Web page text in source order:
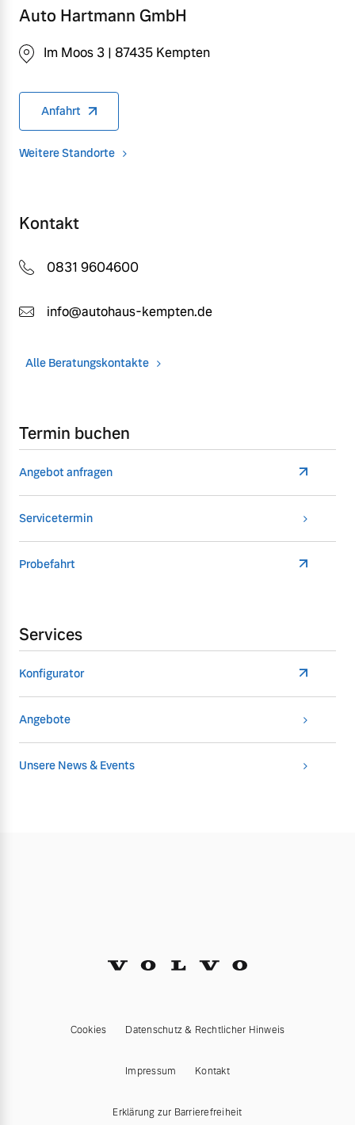
Auto Hartmann GmbH
Im Moos 3 | 87435 Kempten
Anfahrt
Weitere Standorte
Kontakt
0831 9604600
info@autohaus-kempten.de
Alle Beratungskontakte
Termin buchen
Angebot anfragen
Servicetermin
Probefahrt
Services
Konfigurator
Angebote
Unsere News & Events
Cookies Datenschutz & Rechtlicher Hinweis
Impressum Kontakt
Erklärung zur Barrierefreiheit